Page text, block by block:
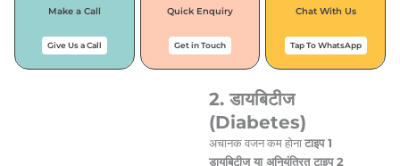
Make a Call
Give Us a Call
Quick Enquiry
Get in Touch
Chat With Us
Tap To WhatsApp
2. डायबिटीज
(Diabetes)
अचानक वजन कम होनाटाइप 1
डायबिटीज या अनियंत्रित टाइप 2